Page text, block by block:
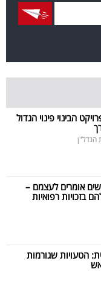
פרויקט הבינוי פינוי הגדול
הנדל"ן
אומרים לעצמם –
בזכויות רפואיות
הטעויות שגורמות